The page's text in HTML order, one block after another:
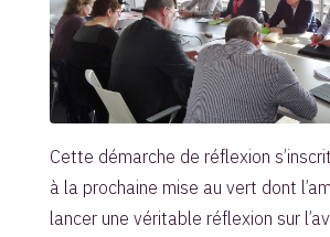
Cette démarche de réflexion
à la prochaine mise au vert dont
lancer une véritable réflexion sur